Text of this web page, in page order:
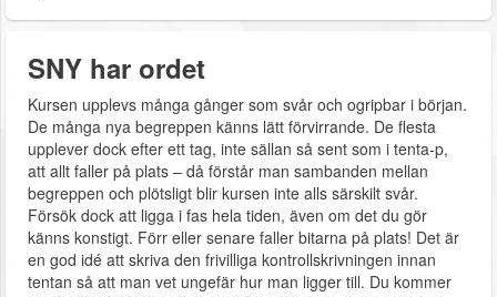
SNY har ordet
Kursen upplevs många gånger som svår och ogripbar i början.
De många nya begreppen känns lätt förvirrande. De flesta
upplever dock efter ett tag, inte sällan så sent som i tenta-p,
att allt faller på plats – då förstår man sambanden mellan
begreppen och plötsligt blir kursen inte alls särskilt svår.
Försök dock att ligga i fas hela tiden, även om det du gör
känns konstigt. Förr eller senare faller bitarna på plats! Det är
en god idé att skriva den frivilliga kontrollskrivningen innan
tentan så att man vet ungefär hur man ligger till. Du kommer